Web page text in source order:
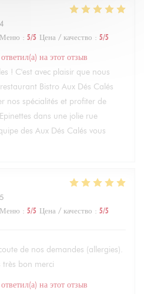
Меню : 5/5 Цена / качество : 5/5
ответил(а) на этот отзыв
! C'est avec plaisir que nous
Bistro Aux Dés Calés
nos spécialités et profiter de
dans une jolie rue
des Aux Dés Calés vous
Меню : 5/5 Цена / качество : 5/5
de nos demandes (allergies).
très bon merci
ответил(а) на этот отзыв